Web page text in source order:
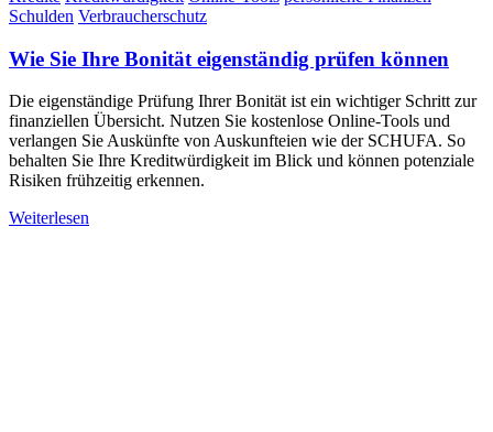
Schulden Verbraucherschutz
Wie Sie Ihre Bonität eigenständig prüfen können
Die eigenständige Prüfung Ihrer Bonität ist ein wichtiger Schritt zur
finanziellen Übersicht. Nutzen Sie kostenlose Online-Tools und
verlangen Sie Auskünfte von Auskunfteien wie der SCHUFA. So
behalten Sie Ihre Kreditwürdigkeit im Blick und können potenziale
Risiken frühzeitig erkennen.
Weiterlesen